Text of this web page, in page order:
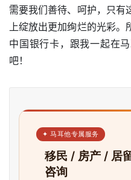
需要我们善待、呵护，只有
上绽放出更加绚烂的光彩。
中国银行卡，跟我一起在
吧！
✦ 马耳他专属服务
移民 / 房产 / 居
咨询